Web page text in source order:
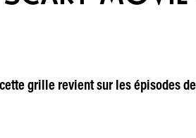
grille revient sur les épisodes